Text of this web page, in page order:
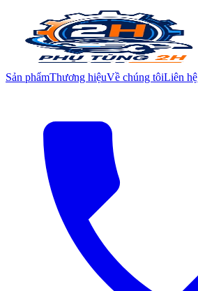
Sản phẩmThương hiệuVề chúng tôiLiên hệ